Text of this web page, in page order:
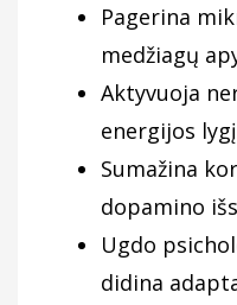
Pagerina
medžiagų
Aktyvuoja
energijos lygį
Sumažina
dopamino
Ugdo
didina